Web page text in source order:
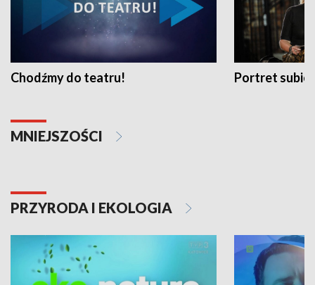
Chodźmy do teatru! Portret
MNIEJSZOŚCI
PRZYRODA I EKOLOGIA